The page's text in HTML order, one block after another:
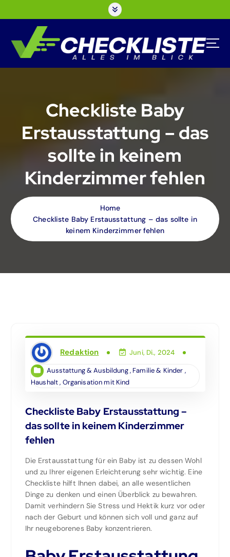
Checkliste Baby
Erstausstattung – das
sollte in keinem
Kinderzimmer fehlen
Home
Checkliste Baby Erstausstattung – das sollte in
keinem Kinderzimmer fehlen
Redaktion Juni, Di., 2024
Ausstattung & Ausbildung, Familie & Kinder ,
Haushalt, Organisation mit Kind
Checkliste Baby Erstausstattung –
das sollte in keinem Kinderzimmer
fehlen
Die Erstausstattung für ein Baby ist zu dessen Wohl
und zu Ihrer eigenen Erleichterung sehr wichtig. Eine
Checkliste hilft Ihnen dabei, an alle wesentlichen
Dinge zu denken und einen Überblick zu bewahren.
Damit verhindern Sie Stress und Hektik kurz vor oder
nach der Geburt und können sich voll und ganz auf
Ihr neugeborenes Baby konzentrieren.